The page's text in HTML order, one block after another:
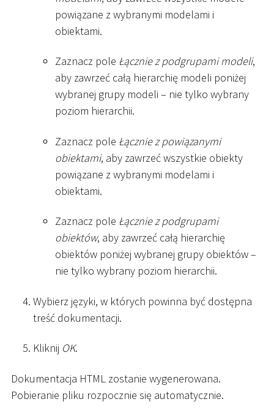
powiązane z wybranymi modelami i
obiektami.
Zaznacz pole Łącznie z podgrupami modeli,
aby zawrzeć całą hierarchię modeli poniżej
wybranej grupy modeli – nie tylko wybrany
poziom hierarchii.
Zaznacz pole Łącznie z powiązanymi
obiektami, aby zawrzeć wszystkie obiekty
powiązane z wybranymi modelami i
obiektami.
Zaznacz pole Łącznie z podgrupami
obiektów, aby zawrzeć całą hierarchię
obiektów poniżej wybranej grupy obiektów –
nie tylko wybrany poziom hierarchii.
Wybierz języki, w których powinna być dostępna
treść dokumentacji.
Kliknij OK.
Dokumentacja HTML zostanie wygenerowana.
Pobieranie pliku rozpocznie się automatycznie.